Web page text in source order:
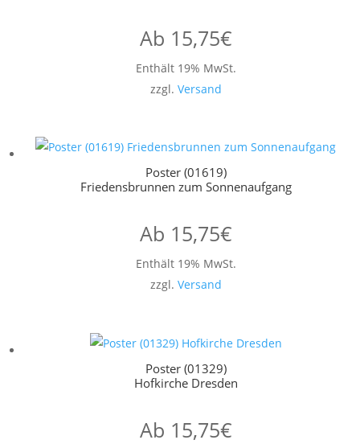
Ab 15,75€
Enthält 19% MwSt.
zzgl. Versand
Poster (01619)
Friedensbrunnen zum Sonnenaufgang
Ab 15,75€
Enthält 19% MwSt.
zzgl. Versand
Poster (01329)
Hofkirche Dresden
Ab 15,75€